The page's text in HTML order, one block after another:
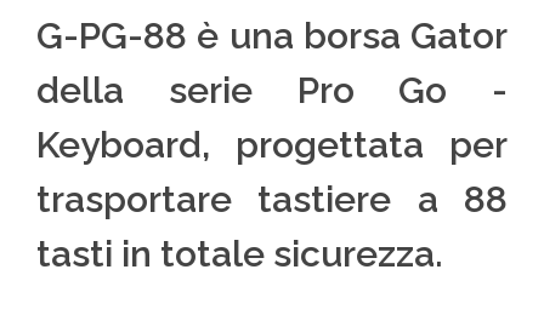
G-PG-88 è una borsa Gator
della serie Pro Go -
Keyboard, progettata per
trasportare tastiere a 88
tasti in totale sicurezza.